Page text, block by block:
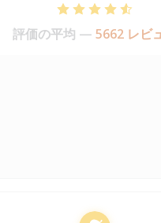
評価の平均 — 5662 レビ